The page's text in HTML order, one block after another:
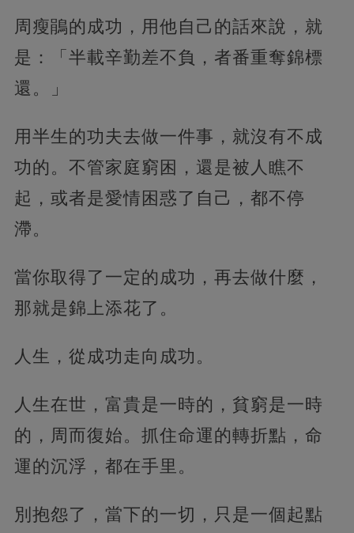
周瘦鵑的成功，用他自己的話來說，就
是：「半載辛勤差不負，者番重奪錦標
還。」
用半生的功夫去做一件事，就沒有不成
功的。不管家庭窮困，還是被人瞧不
起，或者是愛情困惑了自己，都不停
滯。
當你取得了一定的成功，再去做什麼，
那就是錦上添花了。
人生，從成功走向成功。
人生在世，富貴是一時的，貧窮是一時
的，周而復始。抓住命運的轉折點，命
運的沉浮，都在手里。
別抱怨了，當下的一切，只是一個起點